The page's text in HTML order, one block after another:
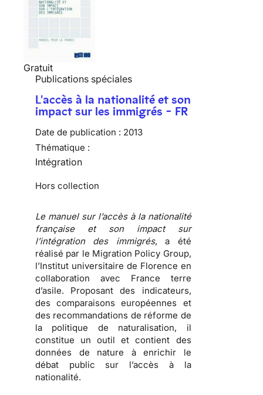
Gratuit
Publications spéciales
L'accès à la nationalité et son
impact sur les immigrés - FR
Date de publication : 2013
Thématique :
Intégration
Hors collection
Le manuel sur l’accès à la nationalité
française et son impact sur
l’intégration des immigrés, a été
réalisé par le Migration Policy Group,
l’Institut universitaire de Florence en
collaboration avec France terre
d’asile. Proposant des indicateurs,
des comparaisons européennes et
des recommandations de réforme de
la politique de naturalisation, il
constitue un outil et contient des
données de nature à enrichir le
débat public sur l’accès à la
nationalité.